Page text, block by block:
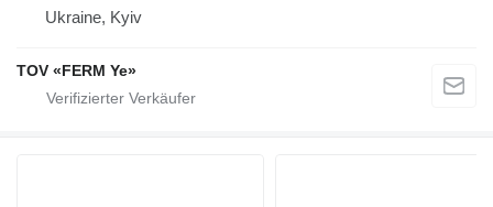
Ukraine, Kyiv
TOV «FERM Ye»